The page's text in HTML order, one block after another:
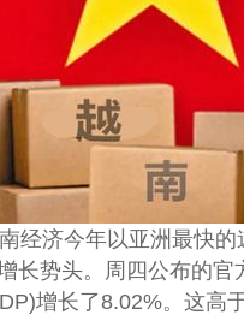
经济今年以亚洲最快的
长势头。周四公布的
增长了8.02%。这高